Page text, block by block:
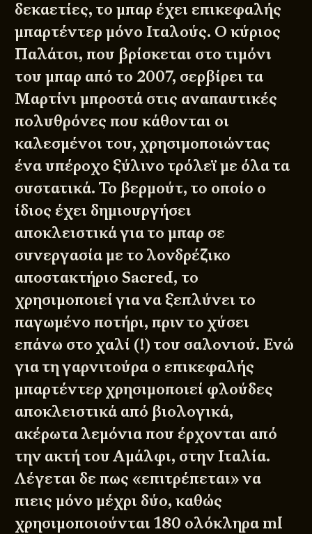
δεκαετίες, το μπαρ έχει επικεφαλής
μπαρτέντερ μόνο Ιταλούς. Ο κύριος
Παλάτσι, που βρίσκεται στο τιμόνι
του μπαρ από το 2007, σερβίρει τα
Μαρτίνι μπροστά στις αναπαυτικές
πολυθρόνες που κάθονται οι
καλεσμένοι του, χρησιμοποιώντας
ένα υπέροχο ξύλινο τρόλεϊ με όλα τα
συστατικά. Το βερμούτ, το οποίο ο
ίδιος έχει δημιουργήσει
αποκλειστικά για το μπαρ σε
συνεργασία με το λονδρέζικο
αποστακτήριο Sacred, το
χρησιμοποιεί για να ξεπλύνει το
παγωμένο ποτήρι, πριν το χύσει
επάνω στο χαλί (!) του σαλονιού. Ενώ
για τη γαρνιτούρα ο επικεφαλής
μπαρτέντερ χρησιμοποιεί φλούδες
αποκλειστικά από βιολογικά,
ακέρωτα λεμόνια που έρχονται από
την ακτή του Αμάλφι, στην Ιταλία.
Λέγεται δε πως «επιτρέπεται» να
πιεις μόνο μέχρι δύο, καθώς
χρησιμοποιούνται 180 ολόκληρα ml